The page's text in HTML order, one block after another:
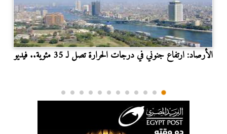
الأرصاد: ارتفاع جنوني في درجات الحرارة تصل لـ 35 مئوية.. فيديو